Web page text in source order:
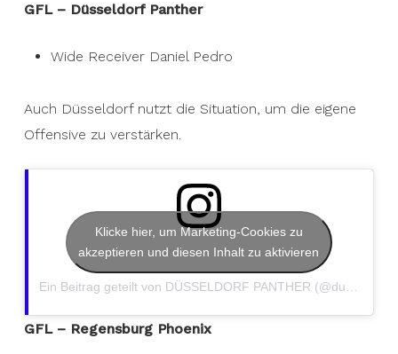
GFL – Düsseldorf Panther
Wide Receiver Daniel Pedro
Auch Düsseldorf nutzt die Situation, um die eigene
Offensive zu verstärken.
Klicke hier, um Marketing-Cookies zu
akzeptieren und diesen Inhalt zu aktivieren
GFL – Regensburg Phoenix